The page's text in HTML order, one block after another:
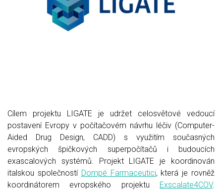
Cílem projektu LIGATE je udržet celosvětové vedoucí
postavení Evropy v počítačovém návrhu léčiv (Computer-
Aided Drug Design, CADD) s využitím současných
evropských špičkových superpočítačů i budoucích
exascalových systémů. Projekt LIGATE je koordinován
italskou společností Dompé Farmaceutici, která je rovněž
koordinátorem evropského projektu Exscalate4COV.